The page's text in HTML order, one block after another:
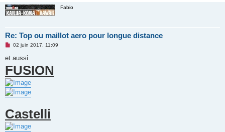
Fabio
Re: Top ou maillot aero pour longue distance
M
s
a
e
n
o
n
u
02 juin 2017, 11:09
et aussi
FUSION
Castelli